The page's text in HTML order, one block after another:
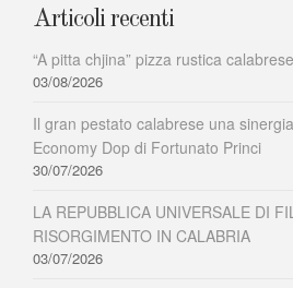
Articoli recenti
“A pitta chjina” pizza rustica calabrese
03/08/2026
Il gran pestato calabrese una
Economy Dop di Fortunato Princi
30/07/2026
LA REPUBBLICA UNIVERSALE DI
RISORGIMENTO IN CALABRIA
03/07/2026